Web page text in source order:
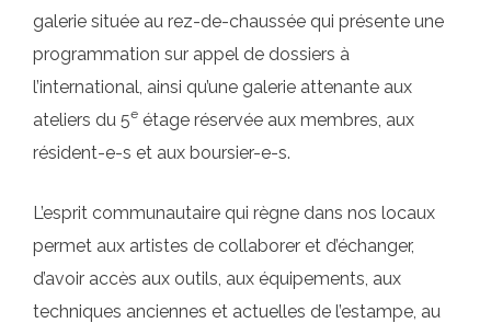
galerie située au rez-de-chaussée qui présente une
programmation sur appel de dossiers à
l’international, ainsi qu’une galerie attenante aux
ateliers du 5e étage réservée aux membres, aux
résident-e-s et aux boursier-e-s.
L’esprit communautaire qui règne dans nos locaux
permet aux artistes de collaborer et d’échanger,
d’avoir accès aux outils, aux équipements, aux
techniques anciennes et actuelles de l’estampe, au